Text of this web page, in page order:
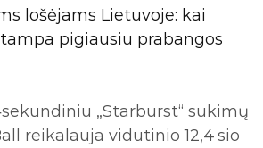
lošėjams Lietuvoje: kai
pigiausiu prabangos
„Starburst“ sukimų
reikalauja vidutinio 12,4 sio